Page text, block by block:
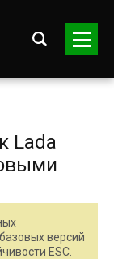
Lada
версий
ESC.